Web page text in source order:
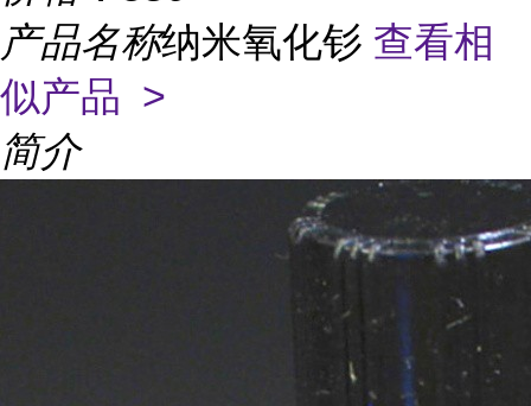
产品名称纳米氧化钐 查看相
似产品 >
简介